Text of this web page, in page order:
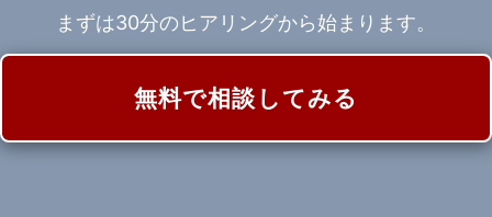
まずは30分のヒアリングから始まります。
無料で相談してみる